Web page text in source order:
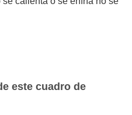
este cuadro de